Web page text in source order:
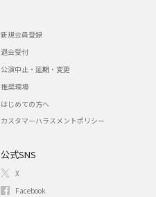
新規会員登録
退会受付
公演中止・延期・変更
推奨環境
はじめての方へ
カスタマーハラスメントポリシー
公式SNS
X
Facebook